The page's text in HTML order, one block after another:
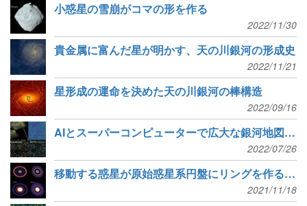
小惑星の雪崩がコマの形を作る
2022/11/30
貴金属に富んだ星が明かす、天の川銀河の形成史
2022/11/21
星形成の運命を決めた天の川銀河の棒構造
2022/09/16
AIとスーパーコンピューターで広大な銀河地図を解読
2022/07/26
移動する惑星が原始惑星系円盤にリングを作る可能性
2021/11/18